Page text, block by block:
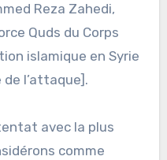
Reza Zahedi,
Quds du Corps
islamique en Syrie
l’attaque].
avec la plus
comme